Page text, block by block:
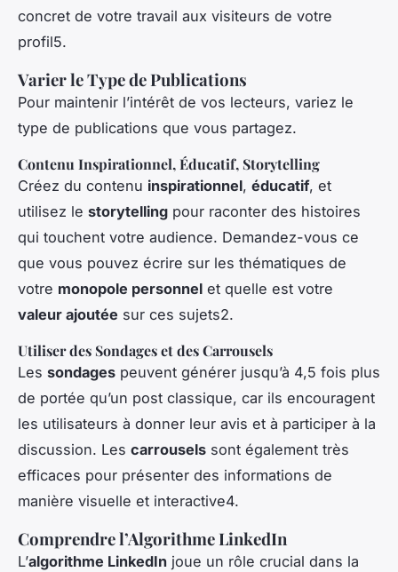
concret de votre travail aux visiteurs de votre
profil5.
Varier le Type de Publications
Pour maintenir l’intérêt de vos lecteurs, variez le
type de publications que vous partagez.
Contenu Inspirationnel, Éducatif, Storytelling
Créez du contenu inspirationnel, éducatif, et
utilisez le storytelling pour raconter des histoires
qui touchent votre audience. Demandez-vous ce
que vous pouvez écrire sur les thématiques de
votre monopole personnel et quelle est votre
valeur ajoutée sur ces sujets2.
Utiliser des Sondages et des Carrousels
Les sondages peuvent générer jusqu’à 4,5 fois plus
de portée qu’un post classique, car ils encouragent
les utilisateurs à donner leur avis et à participer à la
discussion. Les carrousels sont également très
efficaces pour présenter des informations de
manière visuelle et interactive4.
Comprendre l’Algorithme LinkedIn
L’algorithme LinkedIn joue un rôle crucial dans la